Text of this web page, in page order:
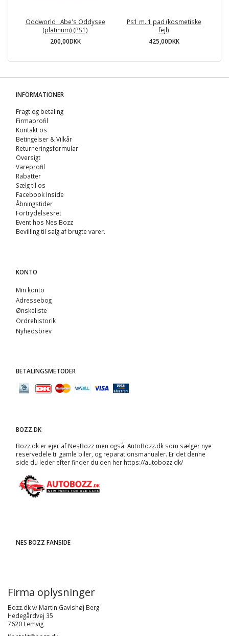
Oddworld : Abe's Oddysee
(platinum) (PS1)
200,00DKK
Ps1 m. 1 pad (kosmetiske
fejl)
425,00DKK
INFORMATIONER
Fragt og betaling
Firmaprofil
Kontakt os
Betingelser & Vilkår
Returneringsformular
Oversigt
Vareprofil
Rabatter
Sælg til os
Facebook Inside
Åbningstider
Fortrydelsesret
Event hos Nes Bozz
Bevilling til salg af brugte varer.
KONTO
Min konto
Adressebog
Ønskeliste
Ordrehistorik
Nyhedsbrev
BETALINGSMETODER
BOZZ.DK
Bozz.dk er ejer af NesBozz men også AutoBozz.dk som sælger nye
reservedele til gamle biler, og reparationsmanualer. Er det denne
side du leder efter finder du den her https://autobozz.dk/
NES BOZZ FANSIDE
Firma oplysninger
Bozz.dk v/ Martin Gavlshøj Berg
Hedegårdvej 35
7620 Lemvig